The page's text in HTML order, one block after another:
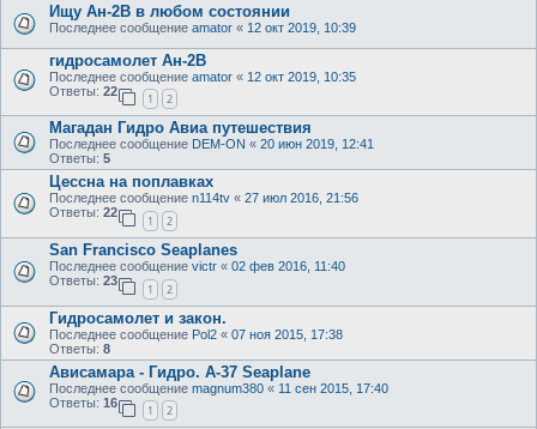
Ищу Ан-2В в любом состоянии
Последнее сообщение amator « 12 окт 2019, 10:39
гидросамолет Ан-2В
Последнее сообщение amator « 12 окт 2019, 10:35
Ответы: 22
1 2
Магадан Гидро Авиа путешествия
Последнее сообщение DEM-ON « 20 июн 2019, 12:41
Ответы: 5
Цессна на поплавках
Последнее сообщение n114tv « 27 июл 2016, 21:56
Ответы: 22
1 2
San Francisco Seaplanes
Последнее сообщение victr « 02 фев 2016, 11:40
Ответы: 23
1 2
Гидросамолет и закон.
Последнее сообщение Pol2 « 07 ноя 2015, 17:38
Ответы: 8
Ависамара - Гидро. А-37 Seaplane
Последнее сообщение magnum380 « 11 сен 2015, 17:40
Ответы: 16
1 2